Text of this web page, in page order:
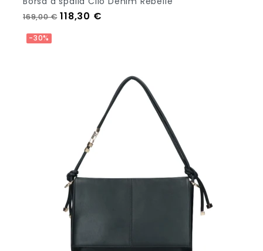
Prezzo regolare
169,00 € Prezzo
118,30 €
-30%